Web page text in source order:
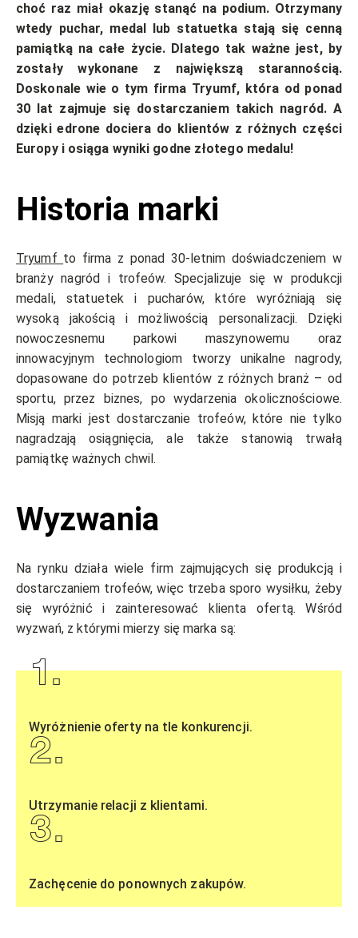
choć raz miał okazję stanąć na podium. Otrzymany
wtedy puchar, medal lub statuetka stają się cenną
pamiątką na całe życie. Dlatego tak ważne jest, by
zostały wykonane z największą starannością.
Doskonale wie o tym firma Tryumf, która od ponad
30 lat zajmuje się dostarczaniem takich nagród. A
dzięki edrone dociera do klientów z różnych części
Europy i osiąga wyniki godne złotego medalu!
Historia marki
Tryumf to firma z ponad 30-letnim doświadczeniem w
branży nagród i trofeów. Specjalizuje się w produkcji
medali, statuetek i pucharów, które wyróżniają się
wysoką jakością i możliwością personalizacji. Dzięki
nowoczesnemu parkowi maszynowemu oraz
innowacyjnym technologiom tworzy unikalne nagrody,
dopasowane do potrzeb klientów z różnych branż – od
sportu, przez biznes, po wydarzenia okolicznościowe.
Misją marki jest dostarczanie trofeów, które nie tylko
nagradzają osiągnięcia, ale także stanowią trwałą
pamiątkę ważnych chwil.
Wyzwania
Na rynku działa wiele firm zajmujących się produkcją i
dostarczaniem trofeów, więc trzeba sporo wysiłku, żeby
się wyróżnić i zainteresować klienta ofertą. Wśród
wyzwań, z którymi mierzy się marka są:
1.
Wyróżnienie oferty na tle konkurencji.
2.
Utrzymanie relacji z klientami.
3.
Zachęcenie do ponownych zakupów.